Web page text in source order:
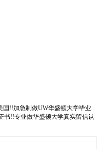
国!!加急制做UW华盛顿大学毕业
书!!专业做华盛顿大学真实留信认